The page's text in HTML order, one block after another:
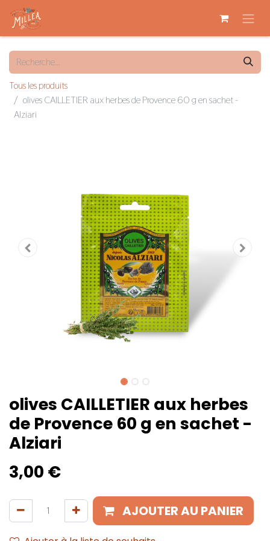
Tous les produits
olives CAILLETIER aux herbes de Provence 60 g en sachet -
Alziari
olives CAILLETIER aux herbes
de Provence 60 g en sachet -
Alziari
3,00 €
AJOUTER AU PANIER